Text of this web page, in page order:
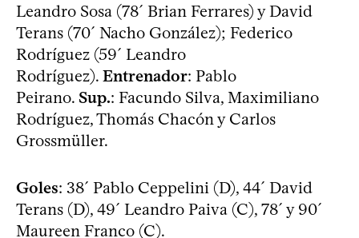
Leandro Sosa (78´ Brian Ferrares) y David
Terans (70´ Nacho González); Federico
Rodríguez (59´ Leandro
Rodríguez). Entrenador: Pablo
Peirano. Sup.: Facundo Silva, Maximiliano
Rodríguez, Thomás Chacón y Carlos
Grossmüller.
Goles: 38´ Pablo Ceppelini (D), 44´ David
Terans (D), 49´ Leandro Paiva (C), 78´ y 90´
Maureen Franco (C).